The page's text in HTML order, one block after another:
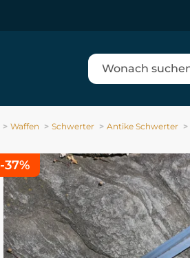
Waffen Schwerter Antike Schwerter
-37%